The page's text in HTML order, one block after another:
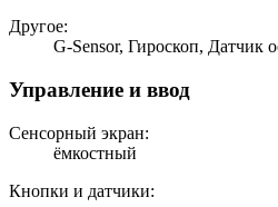
Другое:
G-Sensor, Гироскоп,
Управление и ввод
Сенсорный экран:
ёмкостный
Кнопки и датчики: